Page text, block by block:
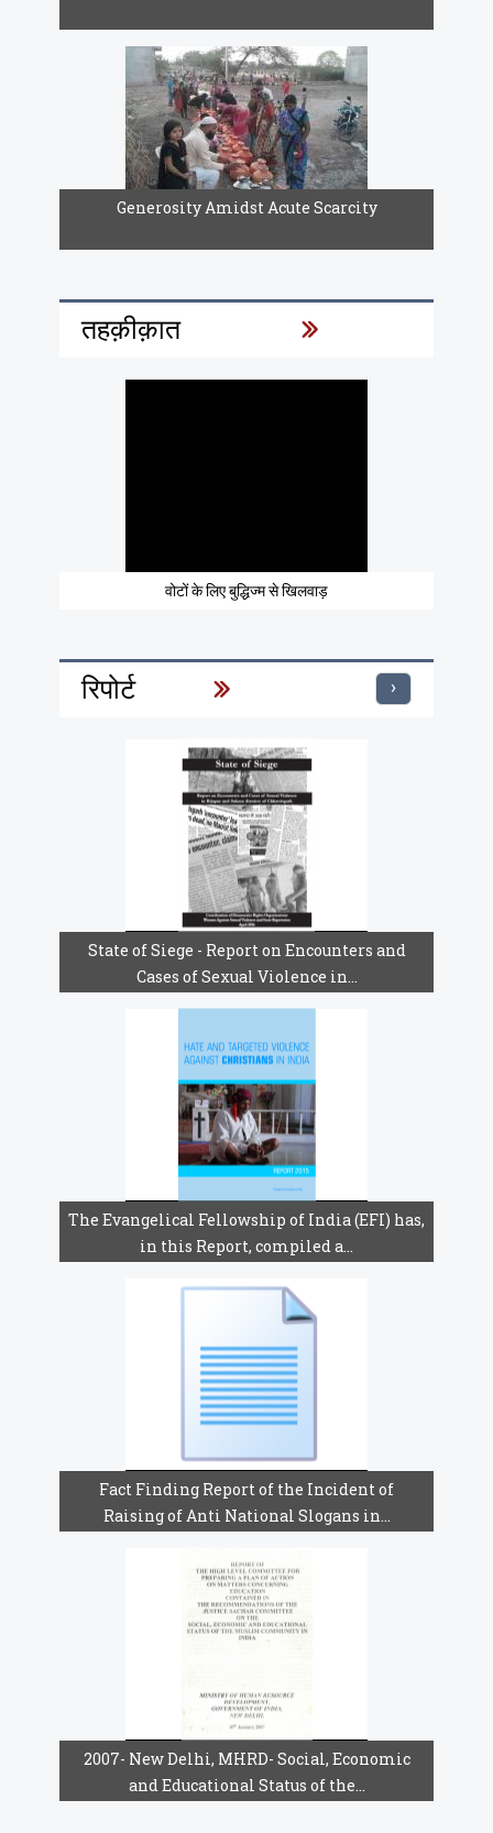
Generosity Amidst Acute Scarcity
तहक़ीक़ात
वोटों के लिए बुद्धिज्म से खिलवाड़
रिपोर्ट
State of Siege - Report on Encounters and
Cases of Sexual Violence in...
The Evangelical Fellowship of India (EFI) has,
in this Report, compiled a...
Fact Finding Report of the Incident of
Raising of Anti National Slogans in...
2007- New Delhi, MHRD- Social, Economic
and Educational Status of the...
›